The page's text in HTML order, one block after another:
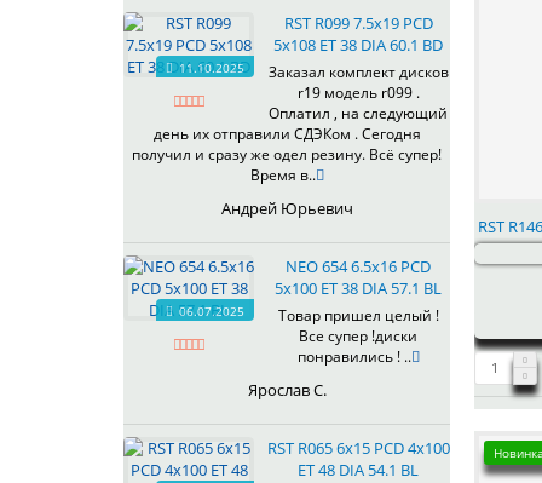
R139
R146
R147
R148
R156
R166
R167
R168
R169FF
R178
R179FF
R186
11.10.2025
RST R099 7.5x19 PCD
5x108 ET 38 DIA 60.1 BD
Заказал комплект дисков
r19 модель r099 .
Оплатил , на следующий
день их отправили СДЭКом . Сегодня
получил и сразу же одел резину. Всё супер!
Время в..
Андрей Юрьевич
06.07.2025
NEO 654 6.5x16 PCD
5x100 ET 38 DIA 57.1 BL
Товар пришел целый !
Все супер !диски
понравились ! ..
Ярослав С.
RST R065 6x15 PCD 4x100
ET 48 DIA 54.1 BL
RST